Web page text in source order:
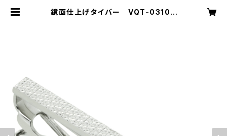
鏡面仕上げタイバー VQT-0310 |